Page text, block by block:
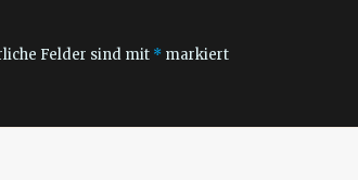
Felder sind mit * markiert